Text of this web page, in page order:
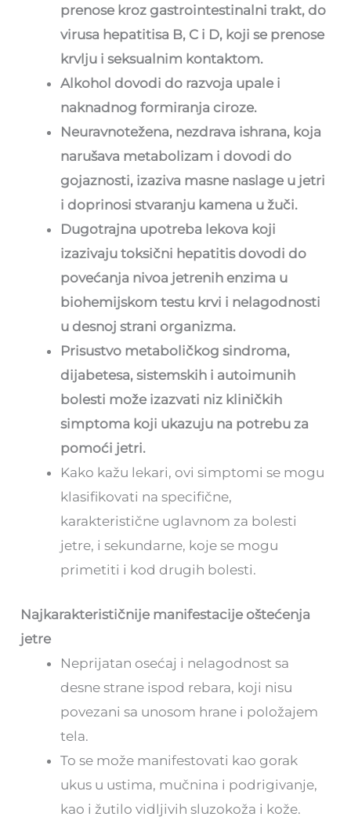
prenose kroz gastrointestinalni trakt, do
virusa hepatitisa B, C i D, koji se prenose
krvlju i seksualnim kontaktom.
Alkohol dovodi do razvoja upale i
naknadnog formiranja ciroze.
Neuravnotežena, nezdrava ishrana, koja
narušava metabolizam i dovodi do
gojaznosti, izaziva masne naslage u jetri
i doprinosi stvaranju kamena u žuči.
Dugotrajna upotreba lekova koji
izazivaju toksični hepatitis dovodi do
povećanja nivoa jetrenih enzima u
biohemijskom testu krvi i nelagodnosti
u desnoj strani organizma.
Prisustvo metaboličkog sindroma,
dijabetesa, sistemskih i autoimunih
bolesti može izazvati niz kliničkih
simptoma koji ukazuju na potrebu za
pomoći jetri.
Kako kažu lekari, ovi simptomi se mogu
klasifikovati na specifične,
karakteristične uglavnom za bolesti
jetre, i sekundarne, koje se mogu
primetiti i kod drugih bolesti.
Najkarakterističnije manifestacije oštećenja
jetre
Neprijatan osećaj i nelagodnost sa
desne strane ispod rebara, koji nisu
povezani sa unosom hrane i položajem
tela.
To se može manifestovati kao gorak
ukus u ustima, mučnina i podrigivanje,
kao i žutilo vidljivih sluzokoža i kože.